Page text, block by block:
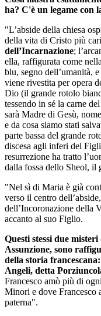
ha? C'è un legame con
"L’abside della chiesa
della vita di Cristo più
dell’Incarnazione;
ella, raffigurata come
blu, segno dell’umanità,
viene rivestita per opera
Dio (il grande rotolo
tessendo in sé la carne
sarà Madre di Gesù,
e da cosa siamo stati
parte bassa del grande
discesa agli inferi del
resurrezione ha tratto
dalla fossa dello Sheol, il
"Nel sì di Maria è già
verso il centro
dell’Incoronazione della
accanto al suo Figlio.
Questi stessi due
Assunzione, sono
della storia
Angeli, detta
Francesco amò più di
Minori e dove Francesco
paterna".